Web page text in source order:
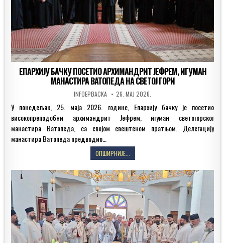
САДУ”
ЕПАРХИЈУ БАЧКУ ПОСЕТИО АРХИМАНДРИТ ЈЕФРЕМ, ИГУМАН
МАНАСТИРА ВАТОПЕДА НА СВЕТОЈ ГОРИ
AUTHOR:
INFOEPBACKA PUBLISHED
DATE:
26. МАЈ 2026.
У понедељак, 25. маја 2026. године, Епархију бачку је посетио
високопреподобни архимандрит Јефрем, игуман светогорског
манастира Ватопеда, са својом свештеном пратњом. Делегацију
манастира Ватопеда предводио…
ОПШИРНИЈЕ...
БАЧКУ
ПОСЕТИО
АРХИМАНДРИТ
ЈЕФРЕМ,
ИГУМАН
МАНАСТИРА
ВАТОПЕДА
НА
СВЕТОЈ
ГОРИ